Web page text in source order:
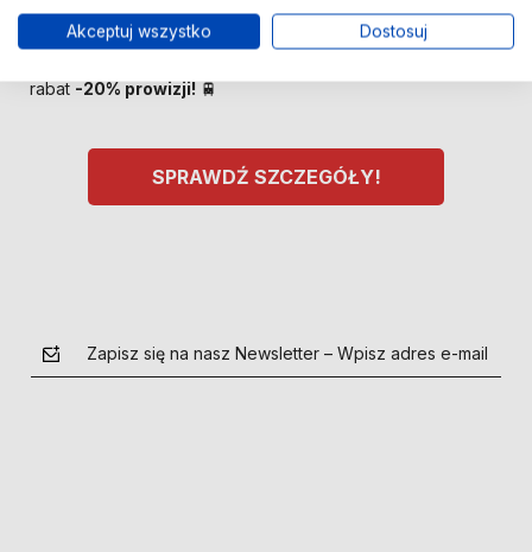
rabat -20% prowizji! 🚆
SPRAWDŹ SZCZEGÓŁY!
Zapisz się na nasz Newsletter – Wpisz adres e-mail
Akceptuj wszystko Dostosuj